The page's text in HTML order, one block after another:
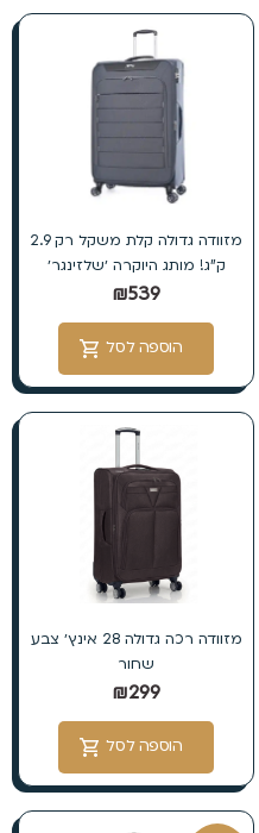
מזוודה גדולה קלת משקל רק 2.9
ק”ג! מותג היוקרה ׳שלזינגר׳
₪539
הוספה לסל
מזוודה רכה גדולה 28 אינץ׳ צבע
שחור
₪299
הוספה לסל